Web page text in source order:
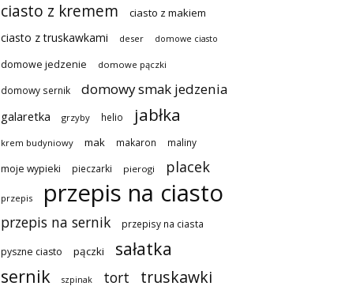
ciasto z kremem ciasto z makiem
ciasto z truskawkami deser domowe ciasto
domowe jedzenie domowe pączki
domowy sernik domowy smak jedzenia
galaretka grzyby helio jabłka
krem budyniowy mak makaron maliny
moje wypieki pieczarki pierogi placek
przepis przepis na ciasto
przepis na sernik przepisy na ciasta
pyszne ciasto pączki
sałatka
sernik
szpinak tort truskawki